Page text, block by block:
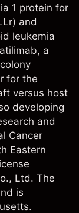
1 protein for
and
leukemia
a
for the
versus host
developing
and
Cancer
Eastern
Ltd. The
is